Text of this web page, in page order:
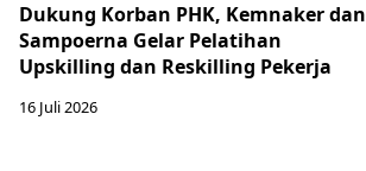
Dukung Korban PHK, Kemnaker dan
Sampoerna Gelar Pelatihan
Upskilling dan Reskilling Pekerja
16 Juli 2026